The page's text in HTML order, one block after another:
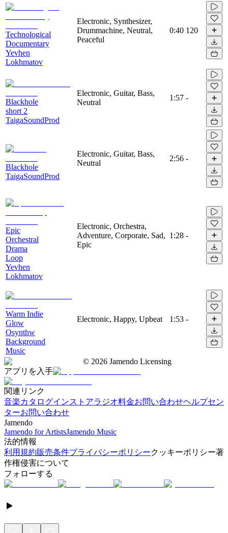
Technological
Documentary
Yevhen
Lokhmatov
Electronic, Synthesizer,
Drummachine, Neutral,
Peaceful
0:40 120
Blackhole
short 2
TaigaSoundProd
Electronic, Guitar, Bass,
Neutral
1:57 -
Blackhole
TaigaSoundProd
Electronic, Guitar, Bass,
Neutral
2:56 -
Epic
Orchestral
Drama
Loop
Yevhen
Lokhmatov
Electronic, Orchestra,
Adventure, Corporate, Sad,
Epic
1:28 -
Warm Indie
Glow
Osynthw
Background
Music
Electronic, Happy, Upbeat 1:53 -
© 2026 Jamendo Licensing
アプリを入手
関連リンク
音楽カタログインストアラジオ料金お問い合わせヘルプセン
ターお問い合わせ
Jamendo
Jamendo for ArtistsJamendo Music
法的情報
利用規約販売条件プライバシーポリシークッキーポリシー著
作権侵害について
フォローする